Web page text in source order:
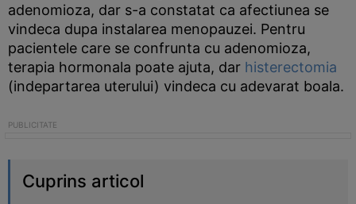
adenomioza, dar s-a constatat ca afectiunea se
vindeca dupa instalarea menopauzei. Pentru
pacientele care se confrunta cu adenomioza,
terapia hormonala poate ajuta, dar histerectomia
(indepartarea uterului) vindeca cu adevarat boala.
Cuprins articol